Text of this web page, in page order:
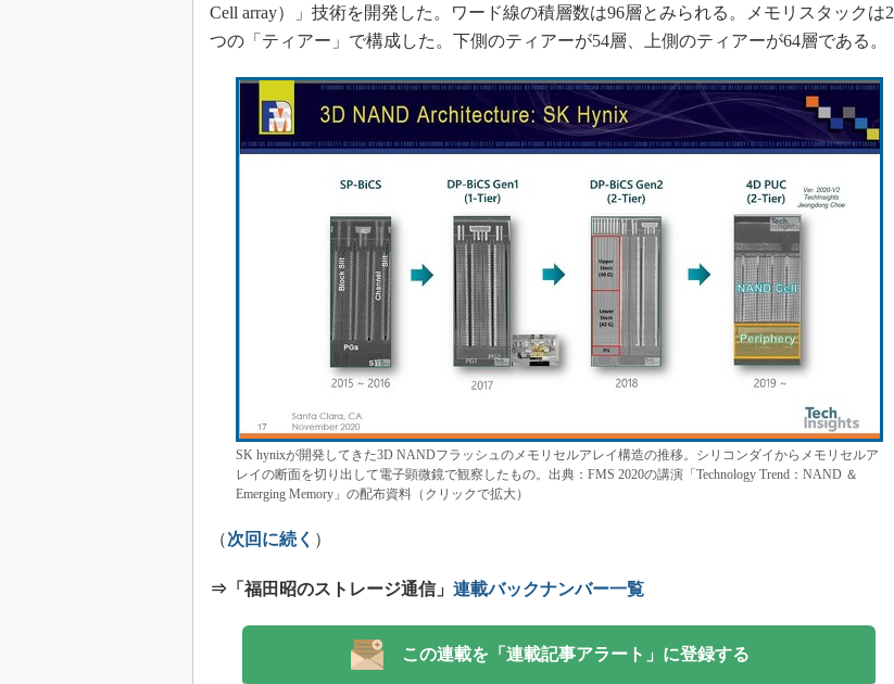
Cell array）」技術を開発した。ワード線の積層数は96層とみられる。メモリスタックは2
つの「ティアー」で構成した。下側のティアーが54層、上側のティアーが64層である。
SK hynixが開発してきた3D NANDフラッシュのメモリセルアレイ構造の推移。シリコンダイからメモリセルア
レイの断面を切り出して電子顕微鏡で観察したもの。出典：FMS 2020の講演「Technology Trend：NAND ＆
Emerging Memory」の配布資料（クリックで拡大）
（次回に続く ）
⇒「福田昭のストレージ通信」 連載バックナンバー一覧
この連載を「連載記事アラート」に登録する